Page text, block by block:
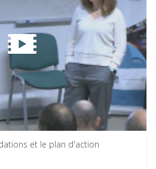
et le plan d'action